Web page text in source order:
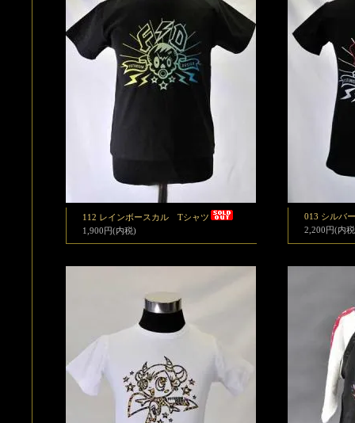
112 レインボースカル Tシャツ
1,900円(内税)
013 シルバ
2,200円(内